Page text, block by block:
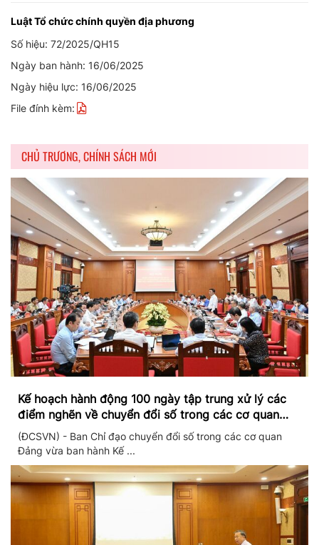
Luật Tổ chức chính quyền địa phương
Số hiệu: 72/2025/QH15
Ngày ban hành: 16/06/2025
Ngày hiệu lực: 16/06/2025
File đính kèm:
CHỦ TRƯƠNG, CHÍNH SÁCH MỚI
Kế hoạch hành động 100 ngày tập trung xử lý các
điểm nghẽn về chuyển đổi số trong các cơ quan
Đảng
(ĐCSVN) - Ban Chỉ đạo chuyển đổi số trong các cơ quan
Đảng vừa ban hành Kế ...